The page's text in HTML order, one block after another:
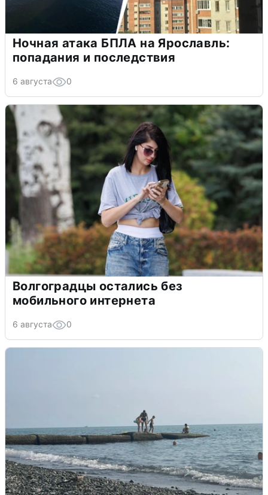
Ночная атака БПЛА на Ярославль:
попадания и последствия
6 августа 0
Волгоградцы остались без
мобильного интернета
6 августа 0